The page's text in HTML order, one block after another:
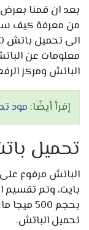
بعد ان قمنا
من معرفة كيف
معلومات عن
الباتش ومركز
إقرأ أيضًا: مود تحويل
تحميل باتش
بايت، وتم تقسيم
تحميل الباتش.